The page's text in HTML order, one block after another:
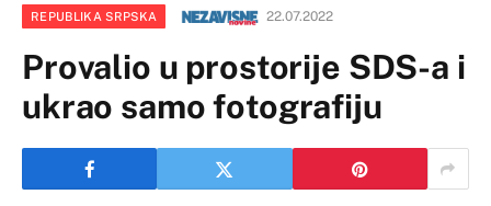
REPUBLIKA SRPSKA 22.07.2022
Provalio u prostorije SDS-a i
ukrao samo fotografiju